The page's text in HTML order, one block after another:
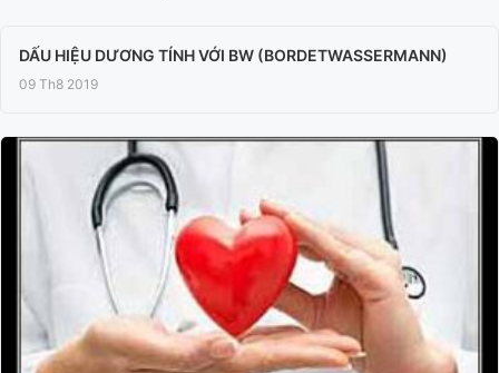
DẤU HIỆU DƯƠNG TÍNH VỚI BW (BORDETWASSERMANN)
09 Th8 2019